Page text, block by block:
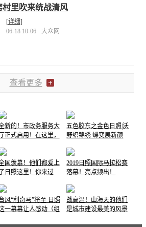
村里吹来统战清风
[详细]
06-18 10-06
大众网
查看更多
新的！市政务服务大
正式启用！在这里，
五色胶东之金色日照|沃
野织锦绣 蝶变展新颜
国羡慕！他们都爱上
了日照这里！你来过
2019日照国际马拉松赛
落幕！亮点频出！
风“利奇马”将至 日照
一幕幕让人感动（组
战高温！山海天的他们
是城市建设最美的风景